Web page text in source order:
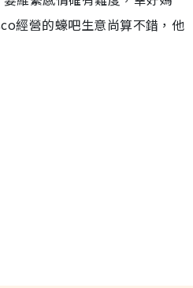
經營的蠔吧生意尚算不錯，他